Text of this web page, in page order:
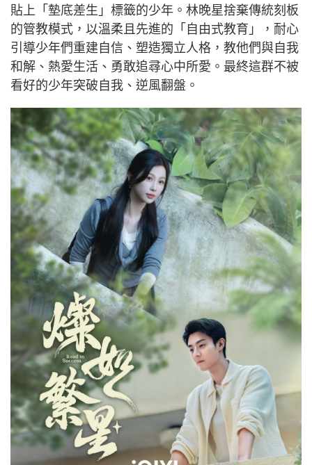
貼上「墊底差生」標籤的少年。林晚星捨棄傳統刻板
的管教模式，以溫柔且先進的「自由式教育」，耐心
引導少年們重建自信、塑造獨立人格，教他們與自我
和解、熱愛生活、勇敢追尋心中所愛。最終這群不被
看好的少年突破自我、逆風翻盤。